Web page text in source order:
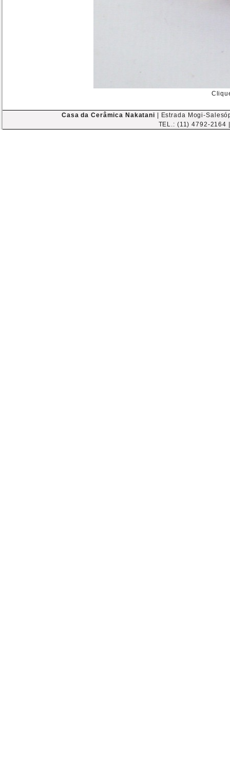
Casa da Cerâmica Nakatani | Estrada Mogi-
TEL.: (11) 4792-2164